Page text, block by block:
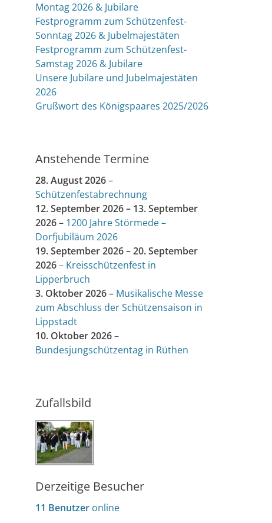
Montag 2026 & Jubilare
Festprogramm zum Schützenfest-
Sonntag 2026 & Jubelmajestäten
Festprogramm zum Schützenfest-
Samstag 2026 & Jubilare
Unsere Jubilare und Jubelmajestäten
2026
Grußwort des Königspaares 2025/2026
Anstehende Termine
28. August 2026–
Schützenfestabrechnung
12. September 2026– 13. September
2026– 1200 Jahre Störmede –
Dorfjubiläum 2026
19. September 2026–20. September
2026– Kreisschützenfest in
Lipperbruch
3. Oktober 2026– Musikalische Messe
zum Abschluss der Schützensaison in
Lippstadt
10. Oktober 2026–
Bundesjungschützentag in Rüthen
Zufallsbild
Derzeitige Besucher
11 Benutzer online